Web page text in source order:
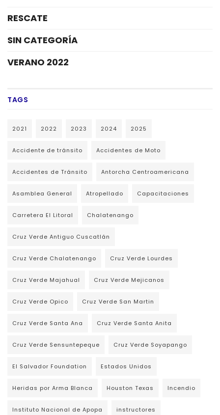
RESCATE
SIN CATEGORÍA
VERANO 2022
TAGS
2021 2022 2023 2024 2025
Accidente de tránsito Accidentes de Moto
Accidentes de Tránsito Antorcha Centroamericana
Asamblea General Atropellado Capacitaciones
Carretera El Litoral Chalatenango
Cruz Verde Antiguo Cuscatlán
Cruz Verde Chalatenango Cruz Verde Lourdes
Cruz Verde Majahual Cruz Verde Mejicanos
Cruz Verde Opico Cruz Verde San Martin
Cruz Verde Santa Ana Cruz Verde Santa Anita
Cruz Verde Sensuntepeque Cruz Verde Soyapango
El Salvador Foundation Estados Unidos
Heridas por Arma Blanca Houston Texas Incendio
Instituto Nacional de Apopa instructores